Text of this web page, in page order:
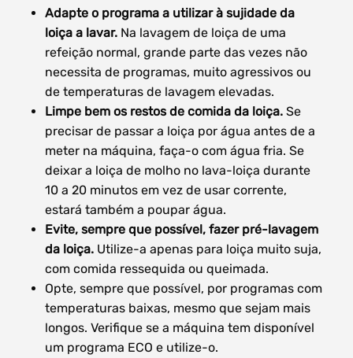
Adapte o programa a utilizar à sujidade da
loiça a lavar. Na lavagem de loiça de uma
refeição normal, grande parte das vezes não
necessita de programas, muito agressivos ou
de temperaturas de lavagem elevadas.
Limpe bem os restos de comida da loiça. Se
precisar de passar a loiça por água antes de a
meter na máquina, faça-o com água fria. Se
deixar a loiça de molho no lava-loiça durante
10 a 20 minutos em vez de usar corrente,
estará também a poupar água.
Evite, sempre que possível, fazer pré-lavagem
da loiça. Utilize-a apenas para loiça muito suja,
com comida ressequida ou queimada.
Opte, sempre que possível, por programas com
temperaturas baixas, mesmo que sejam mais
longos. Verifique se a máquina tem disponível
um programa ECO e utilize-o.